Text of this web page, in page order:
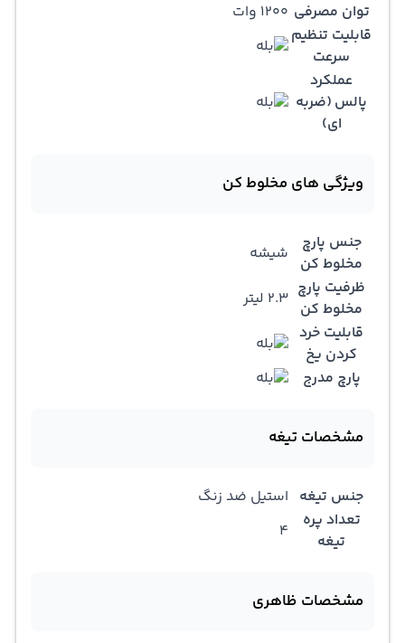
توان مصرفی 1200 وات
قابلیت تنظيم
سرعت
عملکرد
پالس (ضربه
ای)
ویژگی های مخلوط کن
جنس پارچ
مخلوط کن شیشه
ظرفیت پارچ
مخلوط کن 2.3 لیتر
قابلیت خرد
کردن یخ
پارچ مدرج
مشخصات تیغه
جنس تیغه استیل ضد زنگ
تعداد پره
تیغه
4
مشخصات ظاهری